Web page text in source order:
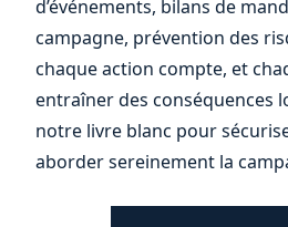
d’événements, bilans de
campagne, prévention des
chaque action compte, et
entraîner des conséquences
notre livre blanc pour
aborder sereinement la